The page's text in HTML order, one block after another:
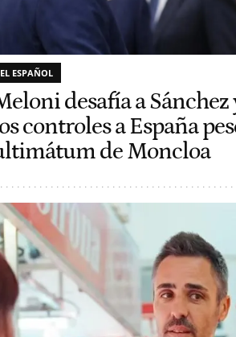
EL ESPAÑOL
desafía a
controles a España
de Moncloa